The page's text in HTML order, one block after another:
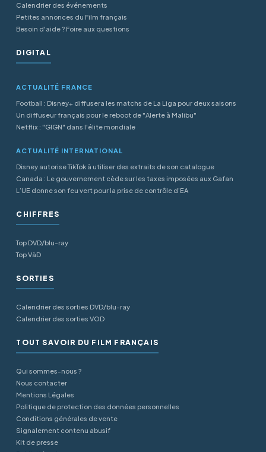
Calendrier des événements
Petites annonces du Film français
Besoin d'aide ? Foire aux questions
DIGITAL
ACTUALITÉ FRANCE
Football : Disney+ diffusera les matchs de La Liga pour deux saisons
Un diffuseur français pour le reboot de "Alerte à Malibu"
Netflix : "GIGN" dans l'élite mondiale
ACTUALITÉ INTERNATIONAL
Disney autorise TikTok à utiliser des extraits de son catalogue
Canada : Le gouvernement cède sur les taxes imposées aux Gafan
L’UE donne son feu vert pour la prise de contrôle d’EA
CHIFFRES
Top DVD/blu-ray
Top VàD
SORTIES
Calendrier des sorties DVD/blu-ray
Calendrier des sorties VOD
TOUT SAVOIR DU FILM FRANÇAIS
Qui sommes-nous ?
Nous contacter
Mentions Légales
Politique de protection des données personnelles
Conditions générales de vente
Signalement contenu abusif
Kit de presse